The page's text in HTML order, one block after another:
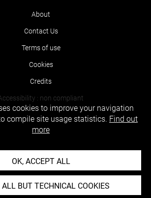
About
Contact Us
Terms of use
Cookies
Credits
: non compliant
cookies to improve your navigation
compile site usage statistics. Find out
more
OK, ACCEPT ALL
ALL BUT TECHNICAL COOKIES